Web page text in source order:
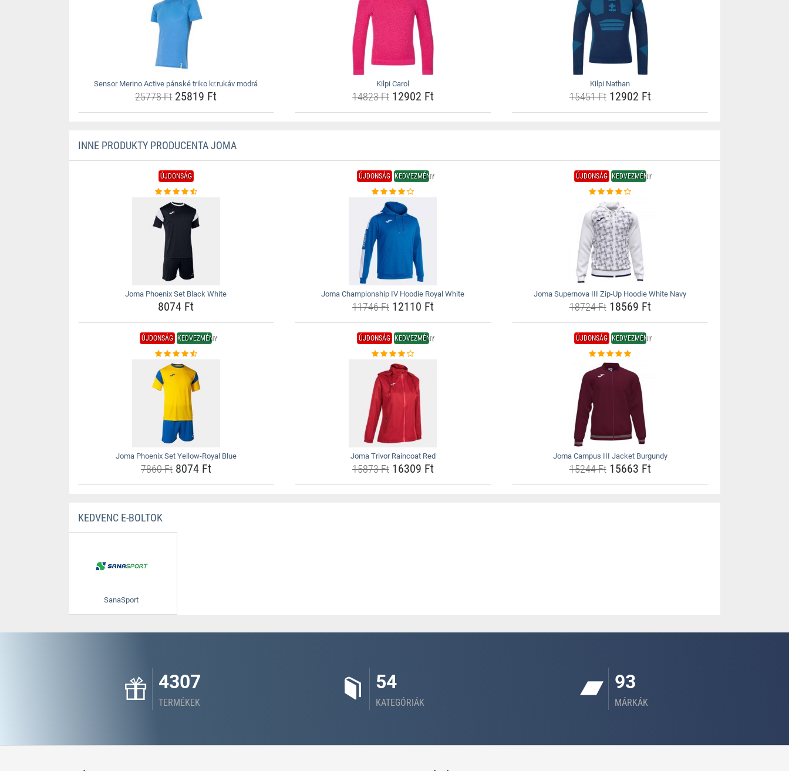
Sensor Merino Active pánské triko kr.rukáv modrá
25778 Ft25819 Ft
Kilpi Carol
14823 Ft12902 Ft
Kilpi Nathan
15451 Ft12902 Ft
INNE PRODUKTY PRODUCENTA JOMA
ÚJDONSÁG
Joma Phoenix Set Black White
8074 Ft
ÚJDONSÁG KEDVEZMÉNY
Joma Championship IV Hoodie Royal White
11746 Ft12110 Ft
ÚJDONSÁG KEDVEZMÉNY
Joma Supernova III Zip-Up Hoodie White Navy
18724 Ft18569 Ft
ÚJDONSÁG KEDVEZMÉNY
Joma Phoenix Set Yellow-Royal Blue
7860 Ft8074 Ft
ÚJDONSÁG KEDVEZMÉNY
Joma Trivor Raincoat Red
15873 Ft16309 Ft
ÚJDONSÁG KEDVEZMÉNY
Joma Campus III Jacket Burgundy
15244 Ft15663 Ft
KEDVENC E-BOLTOK
SanaSport
4307
TERMÉKEK
54
KATEGÓRIÁK
93
MÁRKÁK